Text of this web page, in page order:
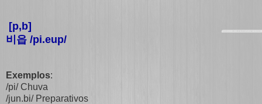
[p,b]
비읍 /pi.eup/
Exemplos:
/pi/ Chuva
/jun.bi/ Preparativos